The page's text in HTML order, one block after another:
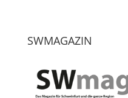
SWMAGAZIN